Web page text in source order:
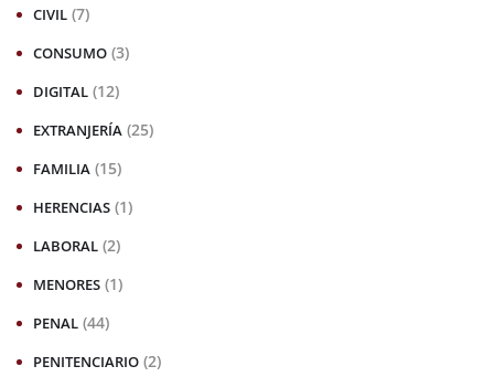
CIVIL (7)
CONSUMO (3)
DIGITAL (12)
EXTRANJERÍA (25)
FAMILIA (15)
HERENCIAS (1)
LABORAL (2)
MENORES (1)
PENAL (44)
PENITENCIARIO (2)